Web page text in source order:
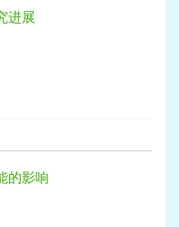
进展
的影响